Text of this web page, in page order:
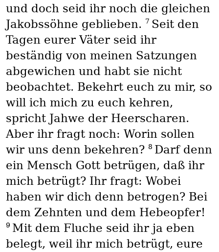
und doch seid ihr noch die gleichen
Jakobssöhne geblieben. 7 Seit den
Tagen eurer Väter seid ihr
beständig von meinen Satzungen
abgewichen und habt sie nicht
beobachtet. Bekehrt euch zu mir, so
will ich mich zu euch kehren,
spricht Jahwe der Heerscharen.
Aber ihr fragt noch: Worin sollen
wir uns denn bekehren? 8 Darf denn
ein Mensch Gott betrügen, daß ihr
mich betrügt? Ihr fragt: Wobei
haben wir dich denn betrogen? Bei
dem Zehnten und dem Hebeopfer!
9 Mit dem Fluche seid ihr ja eben
belegt, weil ihr mich betrügt, eure